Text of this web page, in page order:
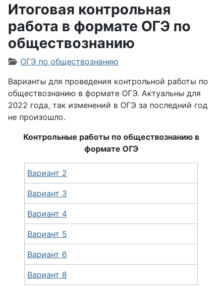
Итоговая контрольная
работа в формате ОГЭ по
обществознанию
Информация о материале
ОГЭ по обществознанию
Варианты для проведения контрольной работы по
обществознанию в формате ОГЭ. Актуальны для
2022 года, так изменений в ОГЭ за последний год
не произошло.
Контрольные работы по обществознанию в
формате ОГЭ
Вариант 2
Вариант 3
Вариант 4
Вариант 5
Вариант 6
Вариант 8